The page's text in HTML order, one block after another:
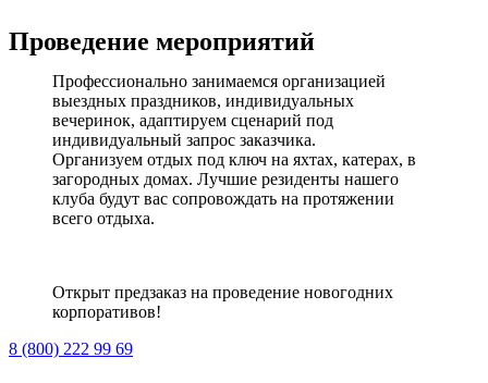
Проведение мероприятий
Профессионально занимаемся организацией
выездных праздников, индивидуальных
вечеринок, адаптируем сценарий под
индивидуальный запрос заказчика.
Организуем отдых под ключ на яхтах, катерах, в
загородных домах. Лучшие резиденты нашего
клуба будут вас сопровождать на протяжении
всего отдыха.
Открыт предзаказ на проведение новогодних
корпоративов!
8 (800) 222 99 69